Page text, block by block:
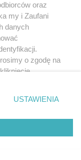
gali!
oraz
my i Zaufani
danych
o zgodę na
prywatności
zgody
się takiemu
tylko
USTAWIENIA